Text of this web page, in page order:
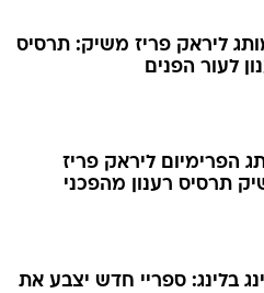
ליראק פריז משיק: תרסיס
לעור הפנים
הפרימיום ליראק פריז
תרסיס רענון מהפכני
בלינג: ספריי חדש יצבע את